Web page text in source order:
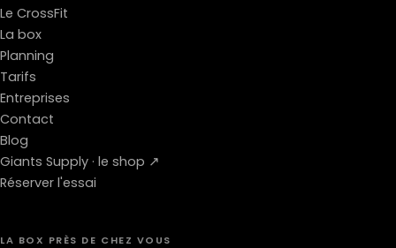
Le CrossFit
La box
Planning
Tarifs
Entreprises
Contact
Blog
Giants Supply · le shop ↗
Réserver l'essai
LA BOX PRÈS DE CHEZ VOUS